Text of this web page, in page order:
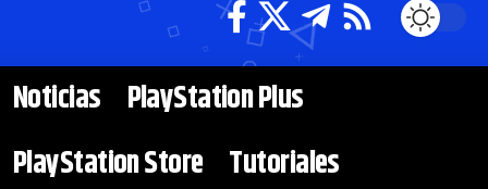
Noticias
PlayStation Plus
PlayStation Store Tutoriales